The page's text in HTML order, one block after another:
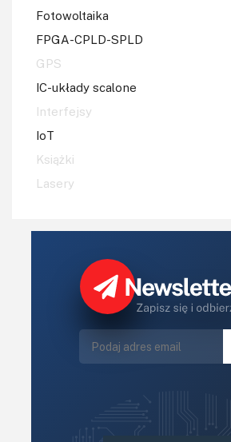
Fotowoltaika
FPGA-CPLD-SPLD
GPS
IC-układy scalone
Interfejsy
IoT
Książki
Lasery
Mechatronika
Narzędzia
Optoelektronika